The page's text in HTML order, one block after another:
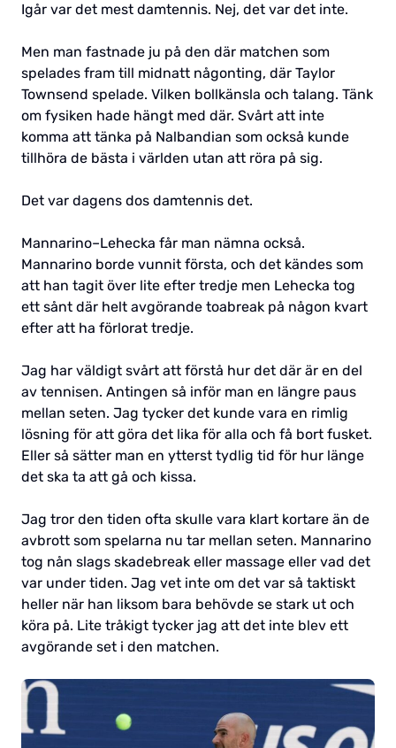
Igår var det mest damtennis. Nej, det var det inte.
Men man fastnade ju på den där matchen som
spelades fram till midnatt någonting, där Taylor
Townsend spelade. Vilken bollkänsla och talang. Tänk
om fysiken hade hängt med där. Svårt att inte
komma att tänka på Nalbandian som också kunde
tillhöra de bästa i världen utan att röra på sig.
Det var dagens dos damtennis det.
Mannarino–Lehecka får man nämna också.
Mannarino borde vunnit första, och det kändes som
att han tagit över lite efter tredje men Lehecka tog
ett sånt där helt avgörande toabreak på någon kvart
efter att ha förlorat tredje.
Jag har väldigt svårt att förstå hur det där är en del
av tennisen. Antingen så inför man en längre paus
mellan seten. Jag tycker det kunde vara en rimlig
lösning för att göra det lika för alla och få bort fusket.
Eller så sätter man en ytterst tydlig tid för hur länge
det ska ta att gå och kissa.
Jag tror den tiden ofta skulle vara klart kortare än de
avbrott som spelarna nu tar mellan seten. Mannarino
tog nån slags skadebreak eller massage eller vad det
var under tiden. Jag vet inte om det var så taktiskt
heller när han liksom bara behövde se stark ut och
köra på. Lite tråkigt tycker jag att det inte blev ett
avgörande set i den matchen.